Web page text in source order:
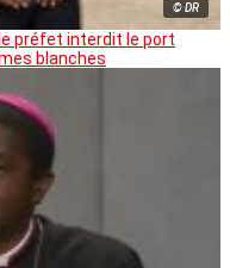
© DR
préfet interdit le port
blanches